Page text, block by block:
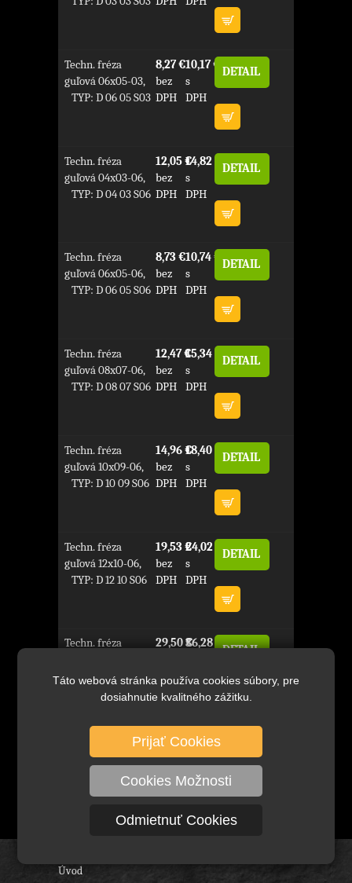
Táto webová stránka používa cookies súbory, pre
dosiahnutie kvalitného zážitku.
Prijať Cookies
Cookies Možnosti
Odmietnuť Cookies
Techn. fréza
guľová 06x05-03,
TYP: D 06 05 S03
8,27 €
bez
DPH
10,17 €
s
DPH
DETAIL
Techn. fréza
guľová 04x03-06,
TYP: D 04 03 S06
12,05 €
bez
DPH
14,82 €
s
DPH
DETAIL
Techn. fréza
guľová 06x05-06,
TYP: D 06 05 S06
8,73 €
bez
DPH
10,74 €
s
DPH
DETAIL
Techn. fréza
guľová 08x07-06,
TYP: D 08 07 S06
12,47 €
bez
DPH
15,34 €
s
DPH
DETAIL
Techn. fréza
guľová 10x09-06,
TYP: D 10 09 S06
14,96 €
bez
DPH
18,40 €
s
DPH
DETAIL
Techn. fréza
guľová 12x10-06,
TYP: D 12 10 S06
19,53 €
bez
DPH
24,02 €
s
DPH
DETAIL
Techn. fréza
TYP: D 16 14 S06
29,50 €
DPH
36,28 €
DPH
DETAIL
Úvod